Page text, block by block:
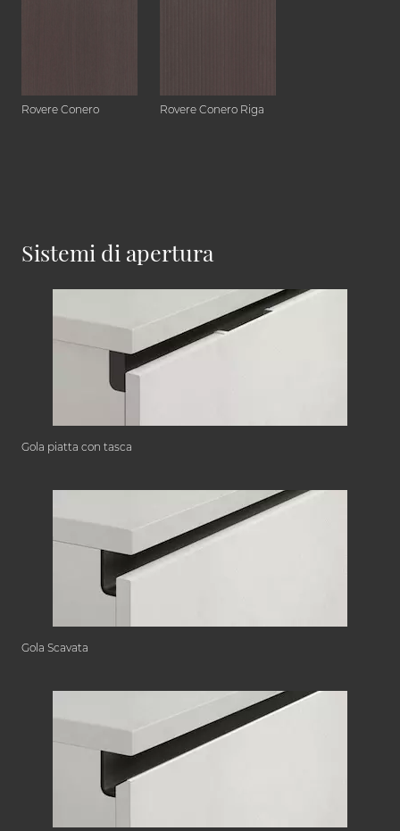
Rovere Conero Rovere Conero Riga
Sistemi di apertura
Gola piatta con tasca
Gola Scavata